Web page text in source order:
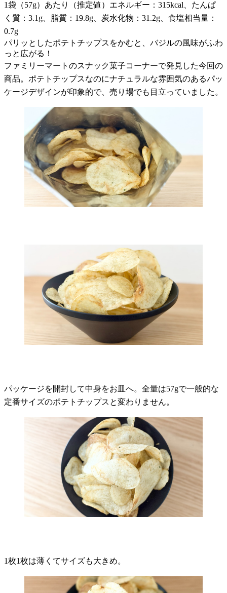
1袋（57g）あたり（推定値）エネルギー：315kcal、たんぱ
く質：3.1g、脂質：19.8g、炭水化物：31.2g、食塩相当量：
0.7g
パリッとしたポテトチップスをかむと、バジルの風味がふわ
っと広がる！
ファミリーマートのスナック菓子コーナーで発見した今回の
商品。ポテトチップスなのにナチュラルな雰囲気のあるパッ
ケージデザインが印象的で、売り場でも目立っていました。
パッケージを開封して中身をお皿へ。全量は57gで一般的な
定番サイズのポテトチップスと変わりません。
1枚1枚は薄くてサイズも大きめ。